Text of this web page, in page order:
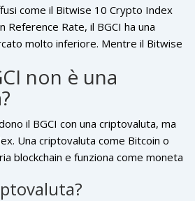
come il Bitwise 10 Crypto Index
Reference Rate, il BGCI ha una
molto inferiore. Mentre il Bitwise
dai trader istituzionali, il BGCI
con una capitalizzazione di circa
più adatto a investitori che
a indici tokenizzati piuttosto
non è una
il BGCI con una criptovaluta, ma
. Una criptovaluta come Bitcoin o
blockchain e funziona come moneta
Il suo valore dipende